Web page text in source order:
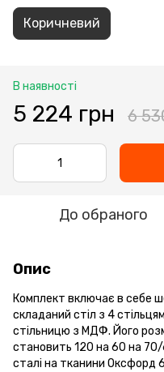
Коричневий
В наявності
5 224 грн 6
До обраного
Опис
Комплект включає в себе
складаний стіл з 4
стільницю з МДФ. Його
становить 120 на 60 на 70/
сталі на тканини Оксфорд